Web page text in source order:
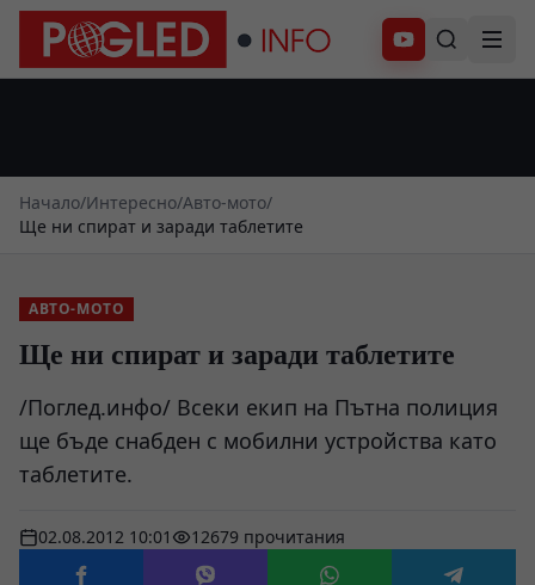
Абонирай се
Начало/Интересно/Авто-мото/
Ще ни спират и заради таблетите
АВТО-МОТО
Ще ни спират и заради таблетите
/Поглед.инфо/ Всеки екип на Пътна полиция
ще бъде снабден с мобилни устройства като
таблетите.
02.08.2012 10:01 12679 прочитания